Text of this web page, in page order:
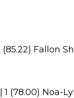
(85.22) Fallon
1 (78.00) Noa-